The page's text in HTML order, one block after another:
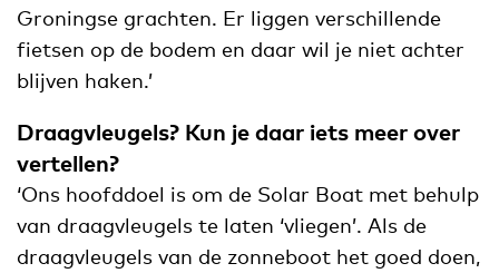
Groningse grachten. Er liggen verschillende
fietsen op de bodem en daar wil je niet achter
blijven haken.’
Draagvleugels? Kun je daar iets meer over
vertellen?
‘Ons hoofddoel is om de Solar Boat met behulp
van draagvleugels te laten ‘vliegen’. Als de
draagvleugels van de zonneboot het goed doen,